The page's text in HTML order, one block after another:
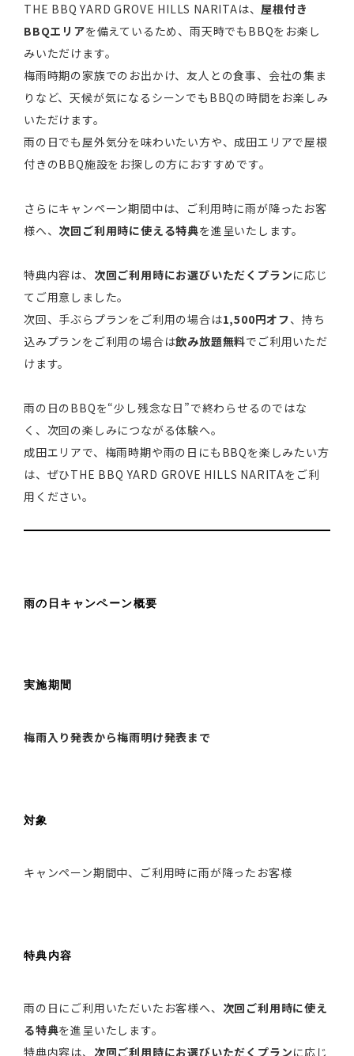
THE BBQ YARD GROVE HILLS NARITAは、屋根付き
BBQエリアを備えているため、雨天時でもBBQをお楽し
みいただけます。
梅雨時期の家族でのお出かけ、友人との食事、会社の集ま
りなど、天候が気になるシーンでもBBQの時間をお楽しみ
いただけます。
雨の日でも屋外気分を味わいたい方や、成田エリアで屋根
付きのBBQ施設をお探しの方におすすめです。
さらにキャンペーン期間中は、ご利用時に雨が降ったお客
様へ、 次回ご利用時に使える特典を進呈いたします。
特典内容は、 次回ご利用時にお選びいただくプランに応じ
てご用意しました。
次回、手ぶらプランをご利用の場合は1,500円オフ、持ち
込みプランをご利用の場合は飲み放題無料でご利用いただ
けます。
雨の日のBBQを“少し残念な日”で終わらせるのではな
く、次回の楽しみにつながる体験へ。
成田エリアで、梅雨時期や雨の日にもBBQを楽しみたい方
は、ぜひTHE BBQ YARD GROVE HILLS NARITAをご利
用ください。
雨の日キャンペーン概要
実施期間
梅雨入り発表から梅雨明け発表まで
対象
キャンペーン期間中、ご利用時に雨が降ったお客様
特典内容
雨の日にご利用いただいたお客様へ、 次回ご利用時に使え
る特典を進呈いたします。
特典内容は、 次回ご利用時にお選びいただくプランに応じ